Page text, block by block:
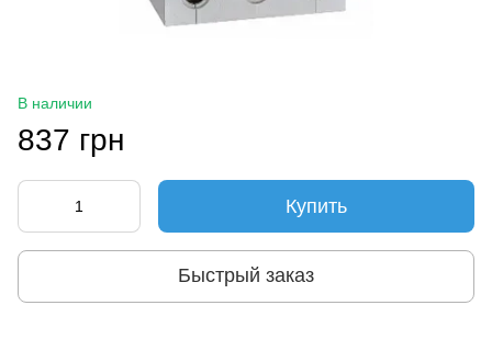
В наличии
837 грн
Купить
Быстрый заказ